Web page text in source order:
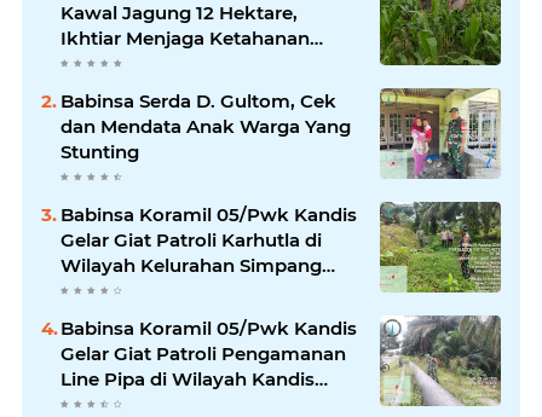
Kawal Jagung 12 Hektare,
Ikhtiar Menjaga Ketahanan
Pangan
Babinsa Serda D. Gultom, Cek
dan Mendata Anak Warga Yang
Stunting
Babinsa Koramil 05/Pwk Kandis
Gelar Giat Patroli Karhutla di
Wilayah Kelurahan Simpang
Belutu
Babinsa Koramil 05/Pwk Kandis
Gelar Giat Patroli Pengamanan
Line Pipa di Wilayah Kandis
Kandis